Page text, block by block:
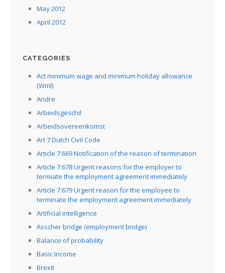
May 2012
April 2012
CATEGORIES
Act minimum wage and minimum holiday allowance
(Wml)
Andre
Arbeidsgeschil
Arbeidsovereenkomst
Art 7 Dutch Civil Code
Article 7:669 Notification of the reason of termination
Article 7:678 Urgent reasons for the employer to
termiate the employment agreement immediately
Article 7:679 Urgent reason for the employee to
terminate the employment agreement immediately
Artificial intelligence
Asscher bridge (employment bridge)
Balance of probability
Basic Income
Brexit